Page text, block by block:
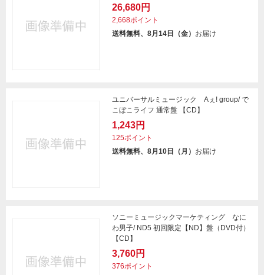
26,680円
2,668ポイント
送料無料、8月14日（金） お届け
ユニバーサルミュージック Aぇ! group/ で
こぼこライフ 通常盤 【CD】
1,243円
125ポイント
送料無料、8月10日（月） お届け
ソニーミュージックマーケティング なに
わ男子/ ND5 初回限定【ND】盤（DVD付）
【CD】
3,760円
376ポイント